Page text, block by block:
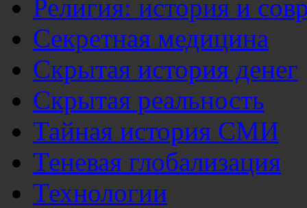
Религия: история и
Секретная медицина
Скрытая история денег
Скрытая реальность
Тайная история СМИ
Теневая глобализация
Технологии